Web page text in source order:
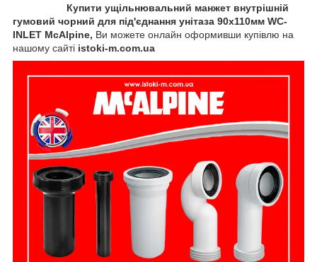
Купити ущільнювальний манжет внутрішній
гумовий чорний для під'єднання унітаза 90х110мм WC-
INLET McAlpine, Ви можете онлайн оформивши купівлю на
нашому сайті istoki-m.com.ua